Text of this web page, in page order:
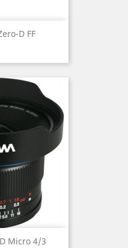
D FF
Micro 4/3